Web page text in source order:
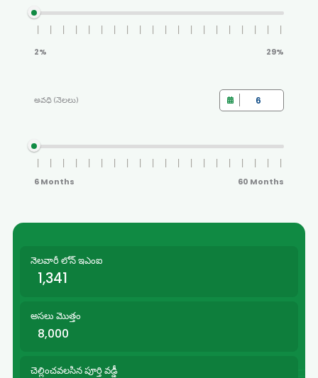
2% 29%
అవధి (నెలలు)
6 Months 60 Months
నెలవారీ లోన్ ఇఎంఐ
1,341
అసలు మొత్తం
8,000
చెల్లించవలసిన పూర్తి వడ్డీ